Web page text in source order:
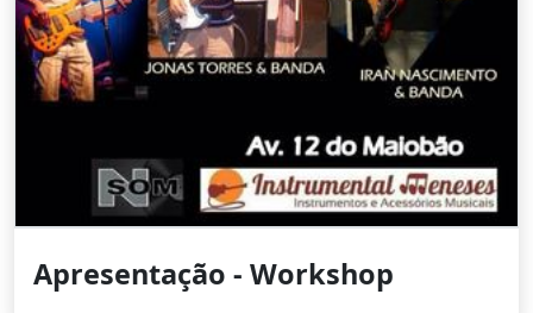
Apresentação - Workshop